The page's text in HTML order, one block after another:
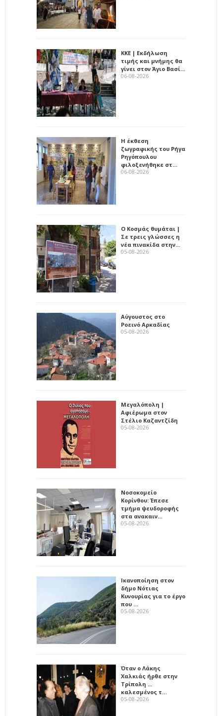
ΚΚΕ | Εκδήλωση
τιμής και μνήμης θα
γίνει στον Άγιο Βασί…
06-08-2026
Η έκθεση
ζωγραφικής του Ρήγα
Ρηγόπουλου
φιλοξενήθηκε στ…
06-08-2026
Ο Κοσμάς θυμάται |
Σε τρεις γλώσσες η
νέα πινακίδα στην…
05-08-2026
Αύγουστος στο
Ροεινό Αρκαδίας
05-08-2026
Μεγαλόπολη |
Αφιέρωμα στον
Στέλιο Καζαντζίδη
05-08-2026
Νοσοκομείο
Κορίνθου: Έπεσε
τμήμα ψευδοροφής
στα ανακαιν…
05-08-2026
Ικανοποίηση στον
δήμο Νότιας
Κυνουρίας για το έργο
που …
05-08-2026
Όταν ο Λάκης
Χαλκιάς ήρθε στην
Τρίπολη ...
καλεσμένος τ…
05-08-2026